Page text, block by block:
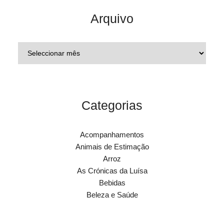
Arquivo
Categorias
Acompanhamentos
Animais de Estimação
Arroz
As Crónicas da Luísa
Bebidas
Beleza e Saúde